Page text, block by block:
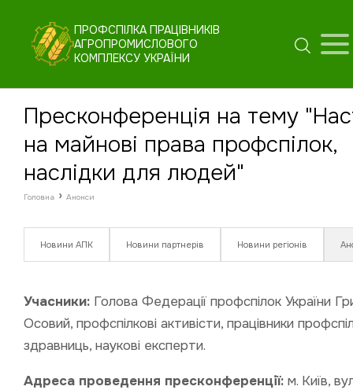
ПРОФСПІЛКА ПРАЦІВНИКІВ
АГРОПРОМИСЛОВОГО
КОМПЛЕКСУ УКРАЇНИ
Пресконференція на тему
на майнові права профспілок,
наслідки для людей"
Головна › Анонси
Новини АПК Новини партнерів Новини регіонів
Учасники: Голова Федерації профспілок України
Осовий, профспілкові активісти, працівники
здравниць, наукові експерти.
Адреса проведення пресконференції: м. Київ,